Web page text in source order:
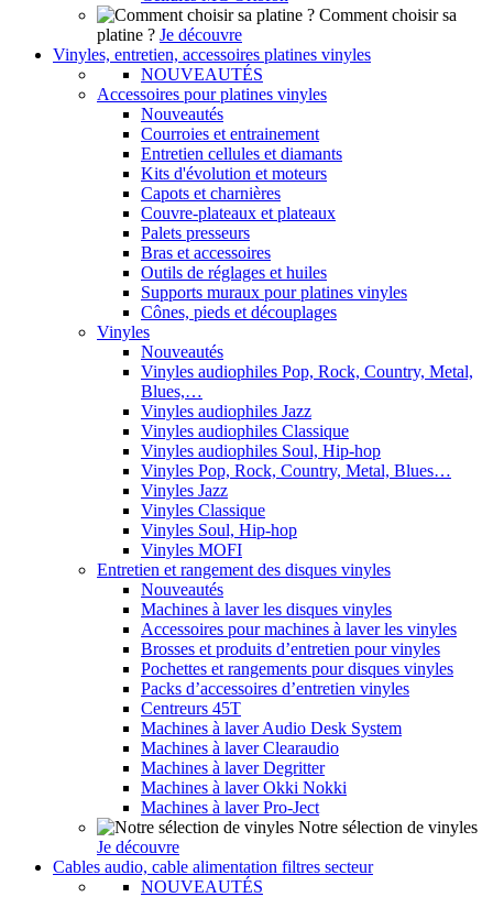
Comment choisir sa
platine ? Je découvre
Vinyles, entretien, accessoires platines vinyles
NOUVEAUTÉS
Accessoires pour platines vinyles
Nouveautés
Courroies et entrainement
Entretien cellules et diamants
Kits d'évolution et moteurs
Capots et charnières
Couvre-plateaux et plateaux
Palets presseurs
Bras et accessoires
Outils de réglages et huiles
Supports muraux pour platines vinyles
Cônes, pieds et découplages
Vinyles
Nouveautés
Vinyles audiophiles Pop, Rock, Country, Metal,
Blues,…
Vinyles audiophiles Jazz
Vinyles audiophiles Classique
Vinyles audiophiles Soul, Hip-hop
Vinyles Pop, Rock, Country, Metal, Blues…
Vinyles Jazz
Vinyles Classique
Vinyles Soul, Hip-hop
Vinyles MOFI
Entretien et rangement des disques vinyles
Nouveautés
Machines à laver les disques vinyles
Accessoires pour machines à laver les vinyles
Brosses et produits d’entretien pour vinyles
Pochettes et rangements pour disques vinyles
Packs d’accessoires d’entretien vinyles
Centreurs 45T
Machines à laver Audio Desk System
Machines à laver Clearaudio
Machines à laver Degritter
Machines à laver Okki Nokki
Machines à laver Pro-Ject
Notre sélection de vinyles
Je découvre
Cables audio, cable alimentation filtres secteur
NOUVEAUTÉS